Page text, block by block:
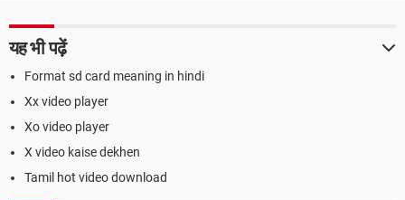
यह भी पढ़ें
Format sd card meaning in hindi
Xx video player
Xo video player
X video kaise dekhen
Tamil hot video download